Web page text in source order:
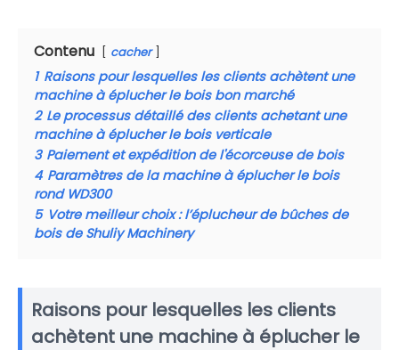
Contenu cacher
1 Raisons pour lesquelles les clients achètent une
machine à éplucher le bois bon marché
2 Le processus détaillé des clients achetant une
machine à éplucher le bois verticale
3 Paiement et expédition de l'écorceuse de bois
4 Paramètres de la machine à éplucher le bois
rond WD300
5 Votre meilleur choix : l’éplucheur de bûches de
bois de Shuliy Machinery
Raisons pour lesquelles les clients
achètent une machine à éplucher le